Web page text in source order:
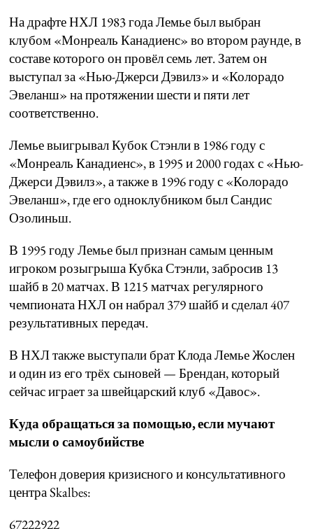
На драфте НХЛ 1983 года Лемье был выбран
клубом «Монреаль Канадиенс» во втором раунде, в
составе которого он провёл семь лет. Затем он
выступал за «Нью-Джерси Дэвилз» и «Колорадо
Эвеланш» на протяжении шести и пяти лет
соответственно.
Лемье выигрывал Кубок Стэнли в 1986 году с
«Монреаль Канадиенс», в 1995 и 2000 годах с «Нью-
Джерси Дэвилз», а также в 1996 году с «Колорадо
Эвеланш», где его одноклубником был Сандис
Озолиньш.
В 1995 году Лемье был признан самым ценным
игроком розыгрыша Кубка Стэнли, забросив 13
шайб в 20 матчах. В 1215 матчах регулярного
чемпионата НХЛ он набрал 379 шайб и сделал 407
результативных передач.
В НХЛ также выступали брат Клода Лемье Жослен
и один из его трёх сыновей — Брендан, который
сейчас играет за швейцарский клуб «Давос».
Куда обращаться за помощью, если мучают
мысли о самоубийстве
Телефон доверия кризисного и консультативного
центра Skalbes:
67222922